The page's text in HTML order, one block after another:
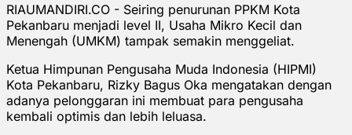
RIAUMANDIRI.CO - Seiring penurunan PPKM Kota
Pekanbaru menjadi level II, Usaha Mikro Kecil dan
Menengah (UMKM) tampak semakin menggeliat.
Ketua Himpunan Pengusaha Muda Indonesia (HIPMI)
Kota Pekanbaru, Rizky Bagus Oka mengatakan dengan
adanya pelonggaran ini membuat para pengusaha
kembali optimis dan lebih leluasa.